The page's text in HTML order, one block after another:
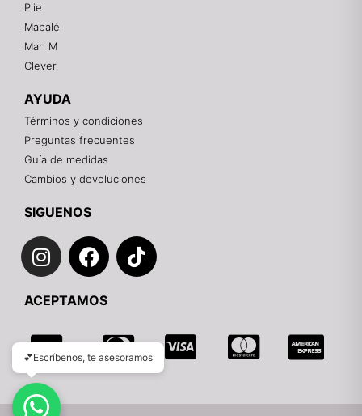
Plie
Mapalé
Mari M
Clever
AYUDA
Términos y condiciones
Preguntas frecuentes
Guía de medidas
Cambios y devoluciones
SIGUENOS
I
n
t
g
r
a
m
F
a
e
o
o
T
i
k
ACEPTAMOS
💕Escríbenos, te asesoramos
Gracias por visitarnos. Te asesoramos
personalmente con tu compra: tallas, envíos y
pagos.
Recuerda: 10% de descuento en tu primera compra
Contáctanos por el canal que prefieras 💕
WhatsApp
Instagram
Teléfono
Email